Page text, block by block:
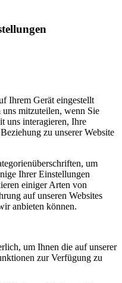
Ihrem Gerät eingestellt
mitzuteilen, wenn Sie
uns interagieren, Ihre
zu unserer Website
um
Ihrer Einstellungen
einiger Arten von
auf unseren Websites
anbieten können.
um Ihnen die auf unserer
zur Verfügung zu